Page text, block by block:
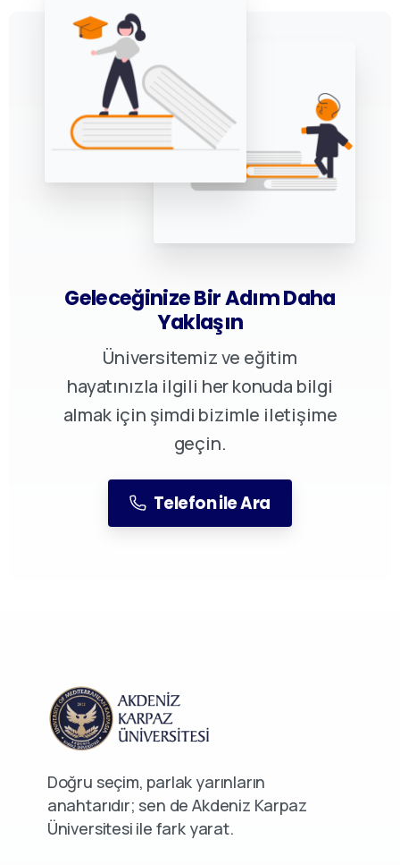
Geleceğinize Bir Adım Daha
Yaklaşın
Üniversitemiz ve eğitim
hayatınızla ilgili her konuda bilgi
almak için şimdi bizimle iletişime
geçin.
Telefon ile Ara
Doğru seçim, parlak yarınların
anahtarıdır; sen de Akdeniz Karpaz
Üniversitesi ile fark yarat.